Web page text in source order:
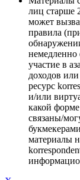
лиц старше
может
правила
немедленно
участие в
доходов
ресурс
и/или
какой
связаны/
материалы